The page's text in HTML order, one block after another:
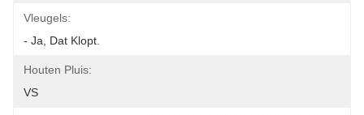
Vleugels:
- Ja, Dat Klopt.
Houten Pluis:
VS